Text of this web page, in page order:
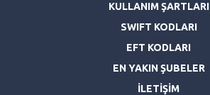
KULLANIM ŞARTLARI
SWIFT KODLARI
EFT KODLARI
EN YAKIN ŞUBELER
İLETİŞİM